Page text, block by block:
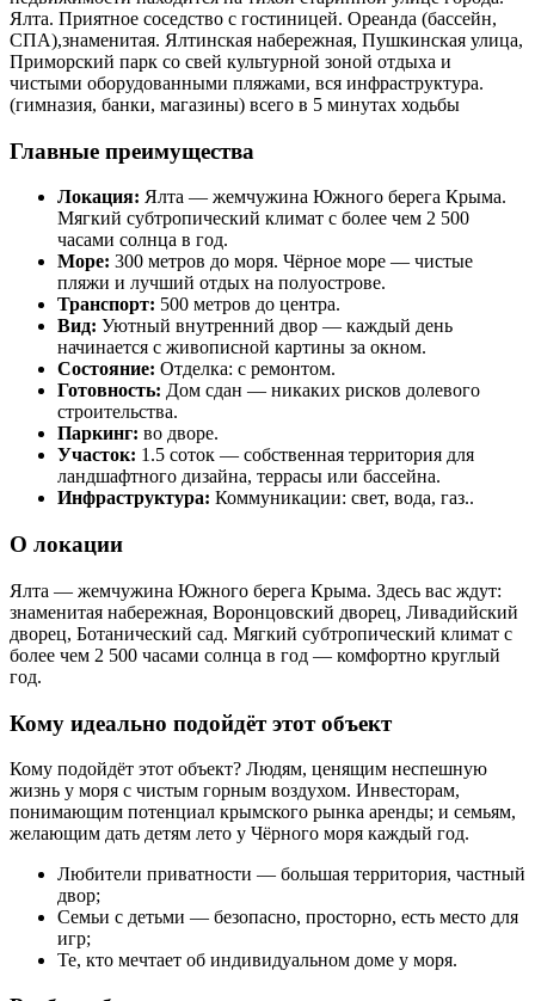
Ялта. Приятное соседство с гостиницей. Ореанда (бассейн,
СПА),знаменитая. Ялтинская набережная, Пушкинская улица,
Приморский парк со свей культурной зоной отдыха и
чистыми оборудованными пляжами, вся инфраструктура.
(гимназия, банки, магазины) всего в 5 минутах ходьбы
Главные преимущества
Локация: Ялта — жемчужина Южного берега Крыма.
Мягкий субтропический климат с более чем 2 500
часами солнца в год.
Море: 300 метров до моря. Чёрное море — чистые
пляжи и лучший отдых на полуострове.
Транспорт: 500 метров до центра.
Вид: Уютный внутренний двор — каждый день
начинается с живописной картины за окном.
Состояние: Отделка: с ремонтом.
Готовность: Дом сдан — никаких рисков долевого
строительства.
Паркинг: во дворе.
Участок: 1.5 соток — собственная территория для
ландшафтного дизайна, террасы или бассейна.
Инфраструктура: Коммуникации: свет, вода, газ..
О локации
Ялта — жемчужина Южного берега Крыма. Здесь вас ждут:
знаменитая набережная, Воронцовский дворец, Ливадийский
дворец, Ботанический сад. Мягкий субтропический климат с
более чем 2 500 часами солнца в год — комфортно круглый
год.
Кому идеально подойдёт этот объект
Кому подойдёт этот объект? Людям, ценящим неспешную
жизнь у моря с чистым горным воздухом. Инвесторам,
понимающим потенциал крымского рынка аренды; и семьям,
желающим дать детям лето у Чёрного моря каждый год.
Любители приватности — большая территория, частный
двор;
Семьи с детьми — безопасно, просторно, есть место для
игр;
Те, кто мечтает об индивидуальном доме у моря.